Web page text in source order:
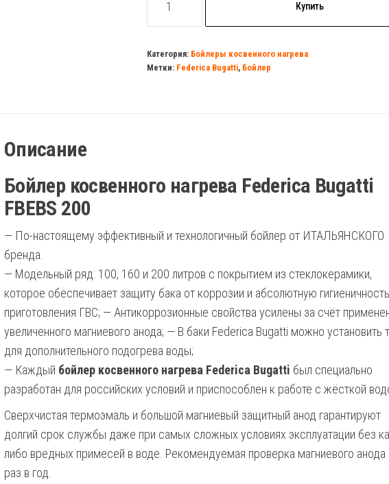
товара
косвенного
нагрева
Купить
Категория: Бойлеры косвенного нагрева
Метки: Federica Bugatti, Бойлер
Описание
Бойлер косвенного нагрева Federica Bugatti
FBEBS 200
— По-настоящему эффективный и технологичный бойлер от ИТАЛЬЯНСКОГО
бренда.
— Модельный ряд: 100, 160 и 200 литров с покрытием из стеклокерамики,
которое обеспечивает защиту бака от коррозии и абсолютную гигиеничность
приготовления ГВС; — Антикоррозионные свойства усилены за счёт
увеличенного магниевого анода; — В баки Federica Bugatti можно установить
для дополнительного подогрева воды;
— Каждый бойлер косвенного нагрева Federica Bugatti был специально
разработан для российских условий и приспособлен к работе с жёсткой
Сверхчистая термоэмаль и большой магниевый защитный анод гарантируют
долгий срок службы даже при самых сложных условиях эксплуатации без
либо вредных примесей в воде. Рекомендуемая проверка магниевого анода
раз в год.